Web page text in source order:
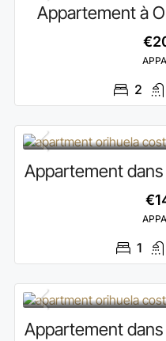
Appartement à
2
Appartement
1
Appartement